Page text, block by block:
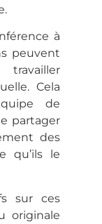
à
peuvent
Cela
de
partager
des
qu’ils le
sur ces
originale